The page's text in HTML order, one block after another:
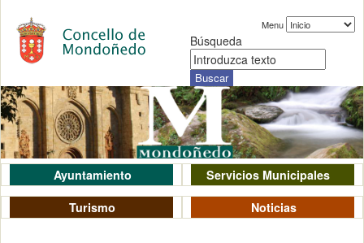
Menu
Búsqueda
Ayuntamiento
Servicios Municipales
Turismo
Noticias